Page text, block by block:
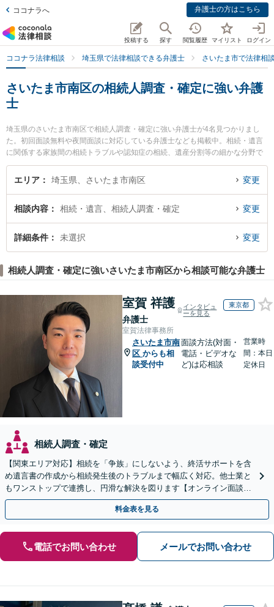
ココナラへ 弁護士の方はこちら
投稿する 探す 閲覧履歴 マイリスト ログイン
ココナラ法律相談 埼玉県で法律相談できる弁護士 さいたま市で法律相
さいたま市南区の相続人調査・確定に強い弁護
士
埼玉県のさいたま市南区で相続人調査・確定に強い弁護士が4名見つかりまし
た。初回面談無料や夜間面談に対応している弁護士なども掲載中。相続・遺言
に関係する家族間の相続トラブルや認知症の相続、遺産分割等の細かな分野で
の絞り込み検索もでき便利です。特に武蔵浦和法律事務所の峯岸 孝浩弁護士や
南浦和はらだ法律事務所の渡部 和人弁護士、武蔵浦和法律事務所の久保 佑一郎
弁護士に相談したい』『相続人調査・確定のトラブル解決の実績豊富な近くの
弁護士を検索したい』『初回相談無料で相続人調査・確定を法律相談できるさ
いたま市南区内の弁護士に相談予約したい』などでお困りの相談者さんにおす
エリア 埼玉県、さいたま市南区 変更
相談内容 相続・遺言、相続人調査・確定 変更
詳細条件 未選択 変更
相続人調査・確定に強いさいたま市南区から相談可能な弁護士
室賀 祥護
弁護士
インタビュ
ーを見る
東京都
室賀法律事務所
さいたま市南
区 からも相
談受付中
面談方法(対面・
電話・ビデオな
ど)は応相談
営業時
間：本日
定休日
相続人調査・確定
【関東エリア対応】相続を「争族」にしないよう、終活サポートを含
め遺言書の作成から相続発生後のトラブルまで幅広く対応。他士業と
もワンストップで連携し、円滑な解決を図ります【オンライン面談対
応】【出張相談OK】
料金表を見る
電話でお問い合わせ メールでお問い合わせ